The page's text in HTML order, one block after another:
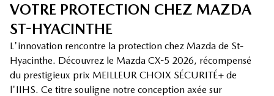
VOTRE PROTECTION CHEZ MAZDA
ST-HYACINTHE
L'innovation rencontre la protection chez Mazda de St-
Hyacinthe. Découvrez le Mazda CX-5 2026, récompensé
du prestigieux prix MEILLEUR CHOIX SÉCURITÉ+ de
l'IIHS. Ce titre souligne notre conception axée sur